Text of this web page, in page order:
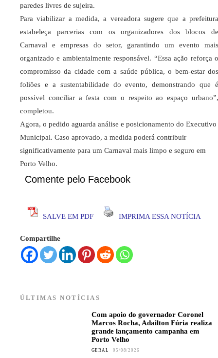
paredes livres de sujeira.
Para viabilizar a medida, a vereadora sugere que a prefeitura
estabeleça parcerias com os organizadores dos blocos de
Carnaval e empresas do setor, garantindo um evento mais
organizado e ambientalmente responsável. “Essa ação reforça o
compromisso da cidade com a saúde pública, o bem-estar dos
foliões e a sustentabilidade do evento, demonstrando que é
possível conciliar a festa com o respeito ao espaço urbano”,
completou.
Agora, o pedido aguarda análise e posicionamento do Executivo
Municipal. Caso aprovado, a medida poderá contribuir
significativamente para um Carnaval mais limpo e seguro em
Porto Velho.
Comente pelo Facebook
SALVE EM PDF IMPRIMA ESSA NOTÍCIA
Compartilhe
ÚLTIMAS NOTÍCIAS
Com apoio do governador Coronel
Marcos Rocha, Adailton Fúria realiza
grande lançamento campanha em
Porto Velho
GERAL 05/08/2026